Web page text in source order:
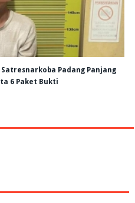
Padang Panjang
6 Paket Bukti